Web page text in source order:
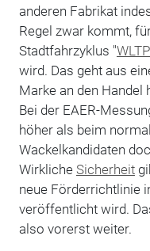
anderen Fabrikat
Regel zwar kommt,
Stadtfahrzyklus "WLTP
wird. Das geht aus
Marke an den Handel
Bei der EAER-
höher als beim
Wackelkandidaten
Wirkliche Sicherheit
neue Förderrichtlinie
veröffentlicht wird.
also vorerst weiter.